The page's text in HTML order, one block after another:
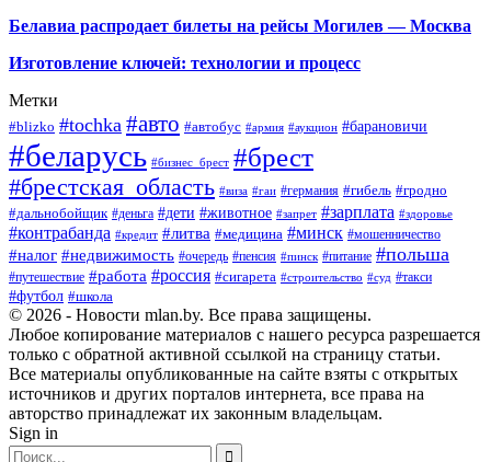
Белавиа распродает билеты на рейсы Могилев — Москва
Изготовление ключей: технологии и процесс
Метки
#blizko #tochka #авто #автобус #армия #аукцион #барановичи
#беларусь #бизнес_брест #брест
#брестская_область #виза #гаи #германия #гибель #гродно
#дальнобойщик #деньга #дети #животное #запрет #зарплата #здоровье
#контрабанда #кредит #литва #медицина #минск #мошенничество
#налог #недвижимость #очередь #пенсия #пинск #питание #польша
#путешествие #работа #россия #сигарета #строительство #суд #такси
#футбол #школа
© 2026 - Новости mlan.by. Все права защищены.
Любое копирование материалов с нашего ресурса разрешается
только с обратной активной ссылкой на страницу статьи.
Все материалы опубликованные на сайте взяты с открытых
источников и других порталов интернета, все права на
авторство принадлежат их законным владельцам.
Sign in